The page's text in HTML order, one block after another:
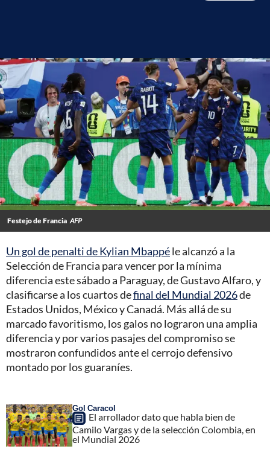
Festejo de Francia AFP
Un gol de penalti de Kylian Mbappéle alcanzó a la
Selección de Francia para vencer por la mínima
diferencia este sábado a Paraguay, de Gustavo Alfaro, y
clasificarse a los cuartos definal del Mundial 2026de
Estados Unidos, México y Canadá. Más allá de su
marcado favoritismo, los galos no lograron una amplia
diferencia y por varios pasajes del compromiso se
mostraron confundidos ante el cerrojo defensivo
montado por los guaraníes.
Gol Caracol
El arrollador dato que habla bien de
Camilo Vargas y de la selección Colombia, en
el Mundial 2026